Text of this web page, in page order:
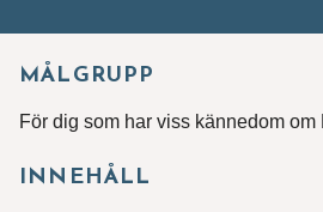
MÅLGRUPP
För dig som har viss kännedom om
INNEHÅLL